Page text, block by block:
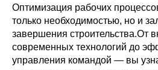
Оптимизация рабочих
только необходимостью, но и
завершения строительства.От
современных технологий до
управления командой — вы